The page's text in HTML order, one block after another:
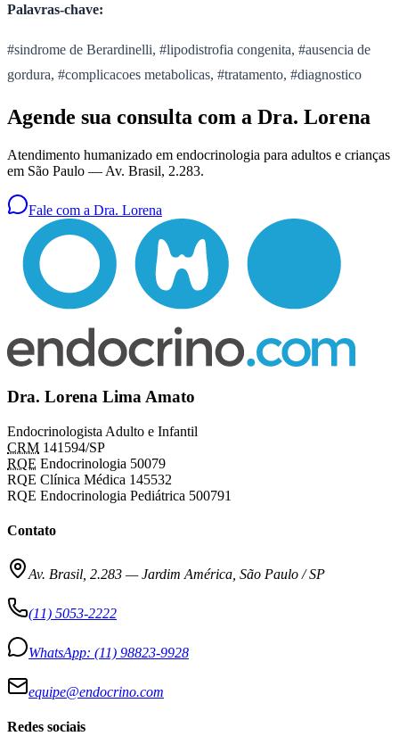
Palavras-chave:
#sindrome de Berardinelli, #lipodistrofia congenita, #ausencia de
gordura, #complicacoes metabolicas, #tratamento, #diagnostico
Agende sua consulta com a Dra. Lorena
Atendimento humanizado em endocrinologia para adultos e crianças
em São Paulo — Av. Brasil, 2.283.
Fale com a Dra. Lorena
Dra. Lorena Lima Amato
Endocrinologista Adulto e Infantil
CRM 141594/SP
RQE Endocrinologia 50079
RQE Clínica Médica 145532
RQE Endocrinologia Pediátrica 500791
Contato
Av. Brasil, 2.283 —Jardim América, São Paulo / SP
(11) 5053-2222
WhatsApp: (11) 98823-9928
equipe@endocrino.com
Redes sociais